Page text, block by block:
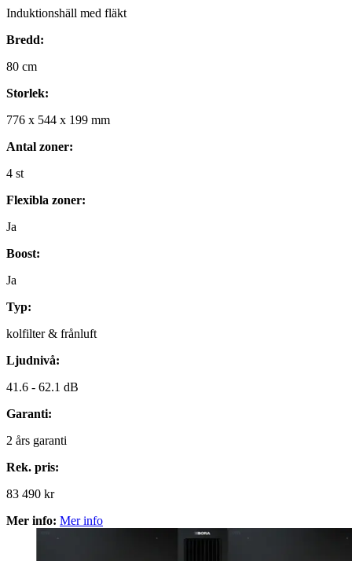
Induktionshäll med fläkt
Bredd:
80 cm
Storlek:
776 x 544 x 199 mm
Antal zoner:
4 st
Flexibla zoner:
Ja
Boost:
Ja
Typ:
kolfilter & frånluft
Ljudnivå:
41.6 - 62.1 dB
Garanti:
2 års garanti
Rek. pris:
83 490 kr
Mer info: Mer info